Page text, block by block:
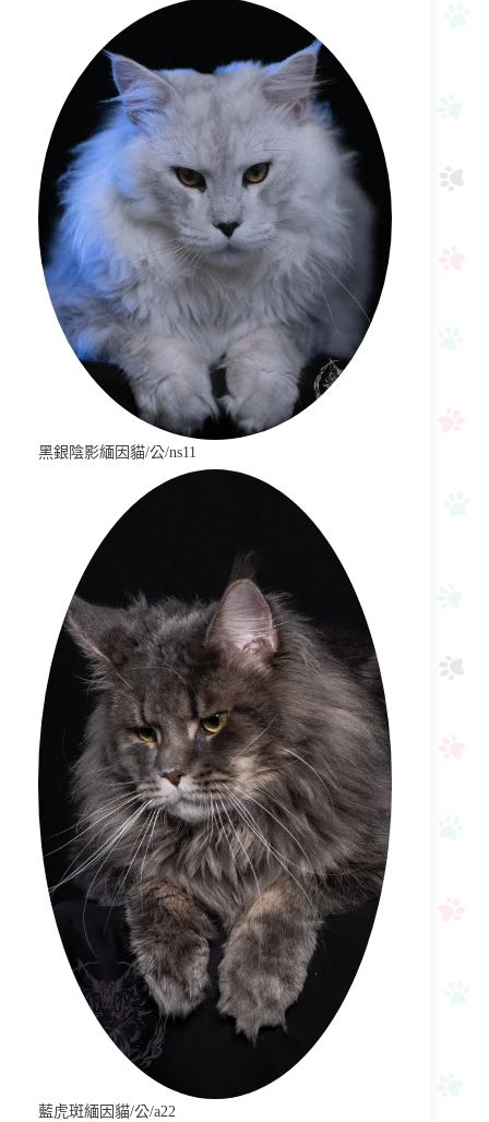
黑銀陰影緬因貓/公/ns11
藍虎斑緬因貓/公/a22